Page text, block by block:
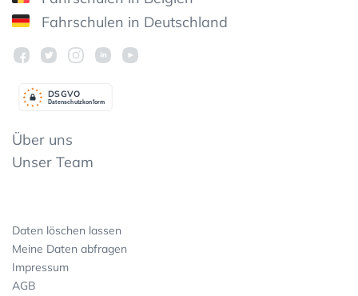
Fahrschulen in Deutschland
Datenschutzkonform
DSGVO
Über uns
Unser Team
Daten löschen lassen
Meine Daten abfragen
Impressum
AGB